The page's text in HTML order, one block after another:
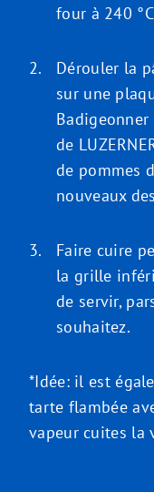
four à 240
Dérouler la
sur une
de
de pommes
nouveaux
Faire cuire
la grille
de servir,
souhaitez.
*Idée: il est
tarte flambée
vapeur cuites la